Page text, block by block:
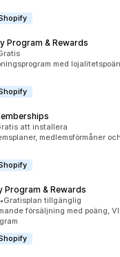
Program & Rewards
totalt
med
totaltatt installera
medlemsförmåner
Program & Rewards
totalt
•Gratisplan tillgänglig
försäljning med poäng,